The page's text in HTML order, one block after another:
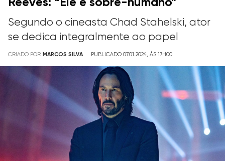
Reeves: “Ele é sobre-humano”
Segundo o cineasta Chad Stahelski, ator
se dedica integralmente ao papel
CRIADO POR MARCOS SILVA PUBLICADO 07.01.2024, ÀS 17H00